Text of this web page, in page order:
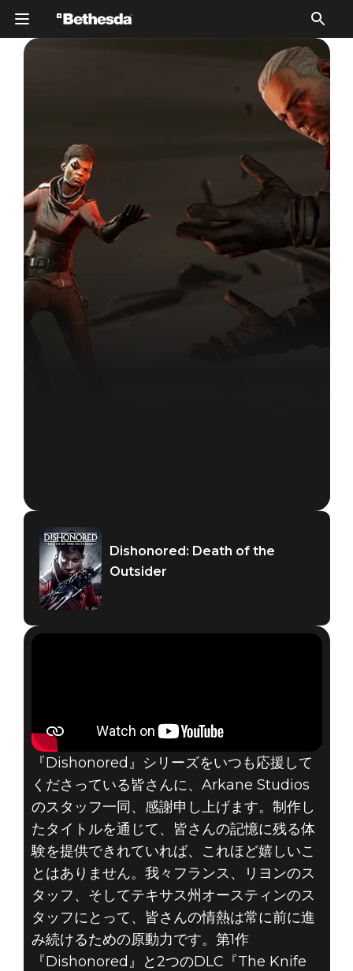
DISHONORED:
DEATH OF THE
OUTSIDER – ロ
ーンチトレーラ
ーやゲームのヒ
ントなど
Dishonored: Death of the
Outsider
『Dishonored』シリーズをいつも応援して
くださっている皆さんに、Arkane Studios
のスタッフ一同、感謝申し上げます。制作し
たタイトルを通じて、皆さんの記憶に残る体
験を提供できれていれば、これほど嬉しいこ
とはありません。我々フランス、リヨンのス
タッフ、そしてテキサス州オースティンのス
タッフにとって、皆さんの情熱は常に前に進
み続けるための原動力です。第1作
『Dishonored』と2つのDLC『The Knife